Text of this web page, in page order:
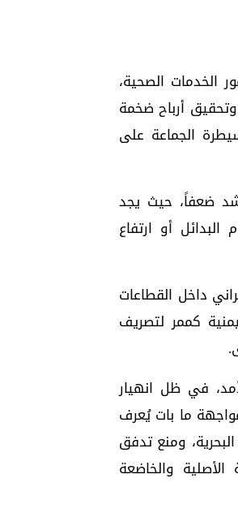
الخدمات الصحية،
أرباح ضخمة
الجماعة على
ضعفاً، حيث يجد
أو ارتفاع
داخل القطاعات
كممر لتصريف
في ظل انهيار
ما بات يُعرف
ومنع تدفق
والخاضعة